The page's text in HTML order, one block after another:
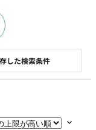
した検索条件